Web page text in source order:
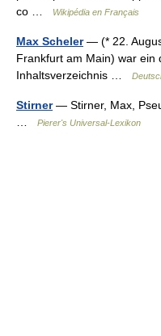
co …
Wikipédia en Français
Max Scheler— (* 22.
Frankfurt am Main) war ein
Inhaltsverzeichnis …
Stirner— Stirner, Max,
Pierer's Universal-Lexikon